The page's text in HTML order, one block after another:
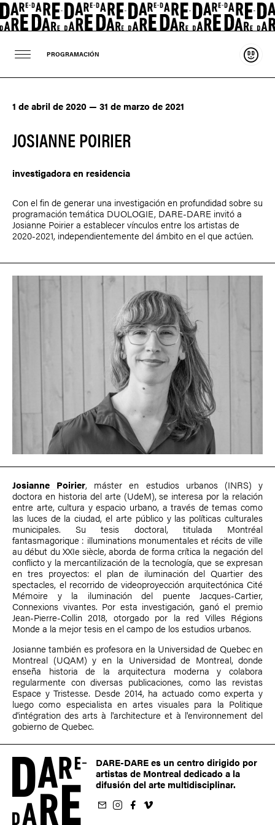
PROGRAMACIÓN
1 de abril de 2020 — 31 de marzo de 2021
JOSIANNE POIRIER
investigadora en residencia
Con el fin de generar una investigación en profundidad sobre su
programación temática DUOLOGIE, DARE-DARE invitó a
Josianne Poiriera establecer vínculos entre los artistas de
2020-2021, independientemente del ámbito en el que actúen.
Josianne Poirier, máster en estudios urbanos (INRS) y
doctora en historia del arte (UdeM), se interesa por la relación
entre arte, cultura y espacio urbano, a través de temas como
las luces de la ciudad, el arte público y las políticas culturales
municipales. Su tesis doctoral, titulada Montréal
fantasmagorique : illuminations monumentales et récits de ville
au début du XXIe siècle, aborda de forma crítica la negación del
conflicto y la mercantilización de la tecnología, que se expresan
en tres proyectos: el plan de iluminación del Quartier des
spectacles, el recorrido de videoproyección arquitectónica Cité
Mémoire y la iluminación del puente Jacques-Cartier,
Connexions vivantes. Por esta investigación, ganó el premio
Jean-Pierre-Collin 2018, otorgado por la red Villes Régions
Monde a la mejor tesis en el campo de los estudios urbanos.
Josianne también es profesora en la Universidad de Quebec en
Montreal (UQAM) y en la Universidad de Montreal, donde
enseña historia de la arquitectura moderna y colabora
regularmente con diversas publicaciones, como las revistas
Espace y Tristesse. Desde 2014, ha actuado como experta y
luego como especialista en artes visuales para la Politique
d'intégration des arts à l'architecture et à l'environnement del
gobierno de Quebec.
DARE-DARE es un centro dirigido por
artistas de Montreal dedicado a la
difusión del arte multidisciplinar.
sur Instagram
sur Facebook
nous sur Vimeo